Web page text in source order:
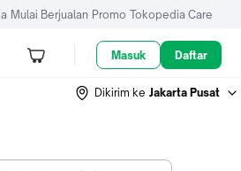
Mulai Berjualan Promo Tokopedia Care
Masuk Daftar
Dikirim ke Jakarta Pusat